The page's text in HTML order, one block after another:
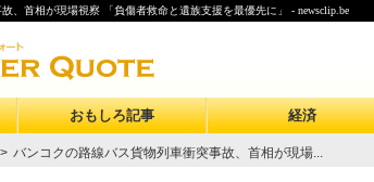
、首相が現場視察 「負傷者救命と遺族支援を最優先に」 - newsclip.be
おもしろ記事 経済
> バンコクの路線バス貨物列車衝突事故、首相が現場...